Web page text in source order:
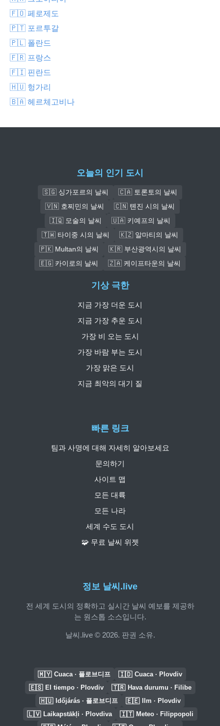
🇫🇴 페로제도
🇵🇹 포르투갈
🇵🇱 폴란드
🇫🇷 프랑스
🇫🇮 핀란드
🇭🇺 헝가리
🇧🇦 헤르체고비나
오늘의 인기 도시
🇸🇬 싱가포르의 날씨
🇨🇦 토론토의 날씨
🇻🇳 호찌민의 날씨
🇨🇳 톈진 시의 날씨
🇮🇶 모술의 날씨
🇺🇦 키예프의 날씨
🇹🇼 타이중 시의 날씨
🇰🇿 알마티의 날씨
🇵🇰 Multan의 날씨
🇰🇷 부산광역시의 날씨
🇪🇬 카이로의 날씨
🇿🇦 케이프타운의 날씨
정보 날씨.live
전 세계 도시의 정확하고 실시간 날씨 예보를 제공하
는 원스톱 소스입니다.
날씨.live © 2026. 판권 소유.
빠른 링크
팀과 사명에 대해 자세히 알아보세요
문의하기
사이트 맵
모든 대륙
모든 나라
세계 수도 도시
🧩 무료 날씨 위젯
기상 극한
지금 가장 더운 도시
지금 가장 추운 도시
가장 비 오는 도시
가장 바람 부는 도시
가장 맑은 도시
지금 최악의 대기 질
🇲🇾 Cuaca · 플로브디프 🇮🇩 Cuaca · Plovdiv
🇪🇸 El tiempo · Plovdiv 🇹🇷 Hava durumu · Filibe
🇭🇺 Időjárás · 플로브디프 🇪🇪 Ilm · Plovdiv
🇱🇻 Laikapstākļi · Plovdiva 🇮🇹 Meteo · Filippopoli